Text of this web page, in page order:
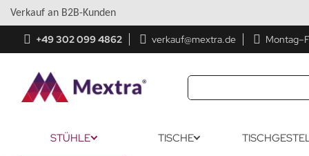
Verkauf an B2B-Kunden
+49 302 099 4862 verkauf@mextra.de
STÜHLE TISCHE